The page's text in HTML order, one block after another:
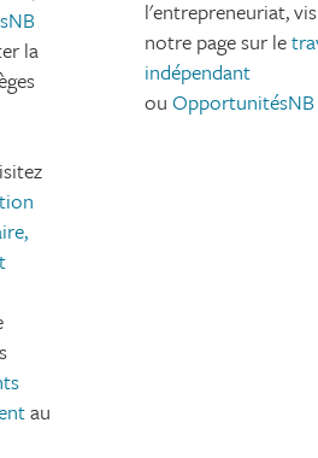
la
au
l'entrepreneuriat,
notre page sur le
indépendant
ou OpportunitésNB